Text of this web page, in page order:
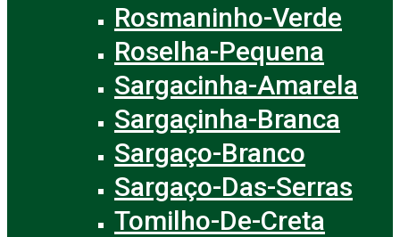
Rosmaninho-Verde
Roselha-Pequena
Sargacinha-Amarela
Sargaçinha-Branca
Sargaço-Branco
Sargaço-Das-Serras
Tomilho-De-Creta